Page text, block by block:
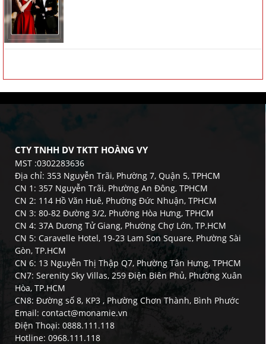
CTY TNHH DV TKTT HOÀNG VY
MST :0302283636
Địa chỉ: 353 Nguyễn Trãi, Phường 7, Quận 5, TPHCM
CN 1: 357 Nguyễn Trãi, Phường An Đông, TPHCM
CN 2: 114 Hồ Văn Huê, Phường Đức Nhuận, TPHCM
CN 3: 80-82 Đường 3/2, Phường Hòa Hưng, TPHCM
CN 4: 37A Dương Tử Giang, Phường Chợ Lớn, TP.HCM
CN 5: Caravelle Hotel, 19-23 Lam Son Square, Phường Sài
Gòn, TP.HCM
CN 6: 13 Nguyễn Thị Thập Q7, Phường Tân Hưng, TPHCM
CN7: Serenity Sky Villas, 259 Điện Biên Phủ, Phường Xuân
Hòa, TP.HCM
CN8: Đường số 8, KP3 , Phường Chơn Thành, Bình Phước
Email: contact@monamie.vn
Điện Thoại: 0888.111.118
Hotline: 0968.111.118